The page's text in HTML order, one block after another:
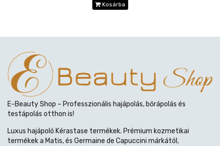
Kosárba
E-Beauty Shop – Professzionális hajápolás, bőrápolás és
testápolás otthon is!
Luxus hajápoló Kérastase termékek. Prémium kozmetikai
termékek a Matis, és Germaine de Capuccini márkától,